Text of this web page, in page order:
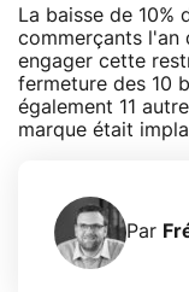
La baisse de
commerçants l'an
engager cette
fermeture des 10
également 11
marque était
Par